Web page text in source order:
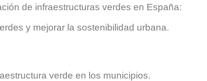
de infraestructuras verdes en España:
y mejorar la sostenibilidad urbana.
verde en los municipios.